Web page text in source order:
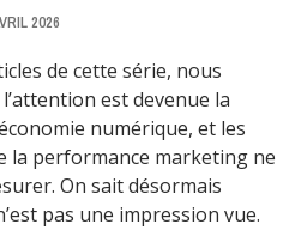
2026
de cette série, nous
est devenue la
numérique, et les
la performance marketing ne
On sait désormais
pas une impression vue.